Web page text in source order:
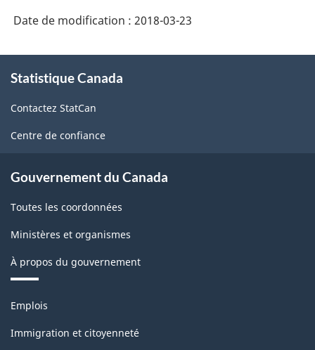
Date de modification : 2018-03-23
propos
ce
site
Statistique Canada
Contactez StatCan
Centre de confiance
Gouvernement du Canada
Toutes les coordonnées
Ministères et organismes
À propos du gouvernement
Thèmes
sujets
Emplois
Immigration et citoyenneté